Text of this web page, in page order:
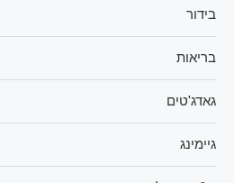
בידור
בריאות
גאדג'טים
גיימינג